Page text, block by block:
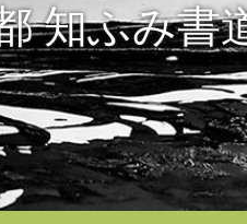
知ふみ書